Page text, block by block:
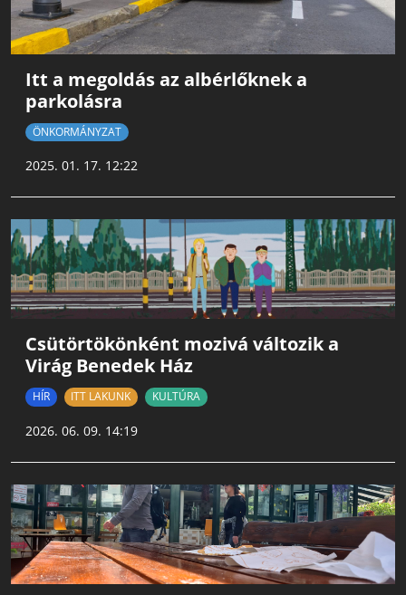
Itt a megoldás az albérlőknek a
parkolásra
ÖNKORMÁNYZAT
2025. 01. 17. 12:22
Csütörtökönként mozivá változik a
Virág Benedek Ház
HÍR ITT LAKUNK KULTÚRA
2026. 06. 09. 14:19